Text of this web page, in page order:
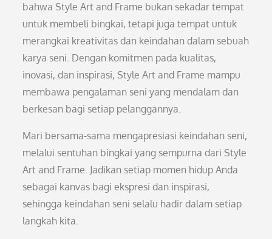
bahwa Style Art and Frame bukan sekadar tempat
untuk membeli bingkai, tetapi juga tempat untuk
merangkai kreativitas dan keindahan dalam sebuah
karya seni. Dengan komitmen pada kualitas,
inovasi, dan inspirasi, Style Art and Frame mampu
membawa pengalaman seni yang mendalam dan
berkesan bagi setiap pelanggannya.
Mari bersama-sama mengapresiasi keindahan seni,
melalui sentuhan bingkai yang sempurna dari Style
Art and Frame. Jadikan setiap momen hidup Anda
sebagai kanvas bagi ekspresi dan inspirasi,
sehingga keindahan seni selalu hadir dalam setiap
langkah kita.